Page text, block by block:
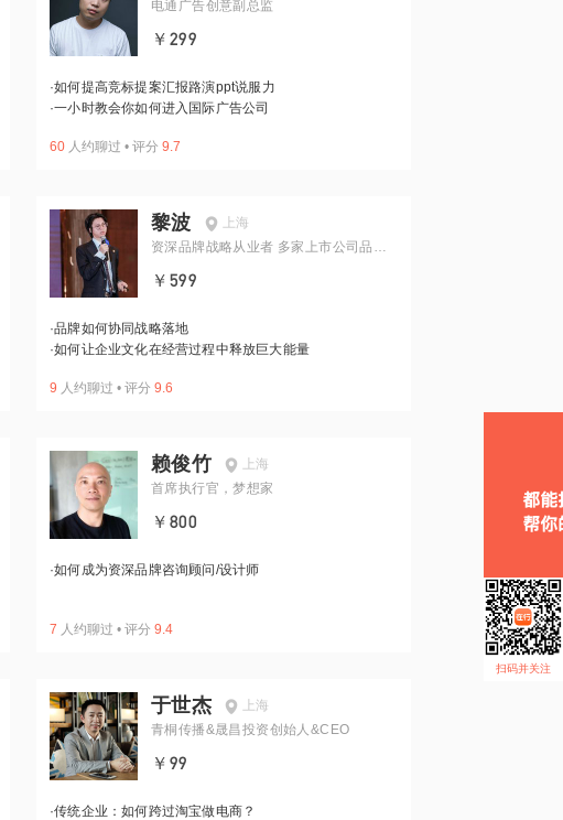
电通广告创意副总监
￥299
·如何提高竞标提案汇报路演ppt说服力
·一小时教会你如何进入国际广告公司
60 人约聊过 • 评分 9.7
黎波
上海
资深品牌战略从业者 多家上市公司品牌
￥599
·品牌如何协同战略落地
·如何让企业文化在经营过程中释放巨大能量
9 人约聊过 • 评分 9.6
赖俊竹
上海
首席执行官，梦想家
￥800
·如何成为资深品牌咨询顾问/设计师
7 人约聊过 • 评分 9.4
于世杰
上海
青桐传播&晟昌投资创始人&CEO
￥99
·传统企业：如何跨过淘宝做电商？
扫码并关注